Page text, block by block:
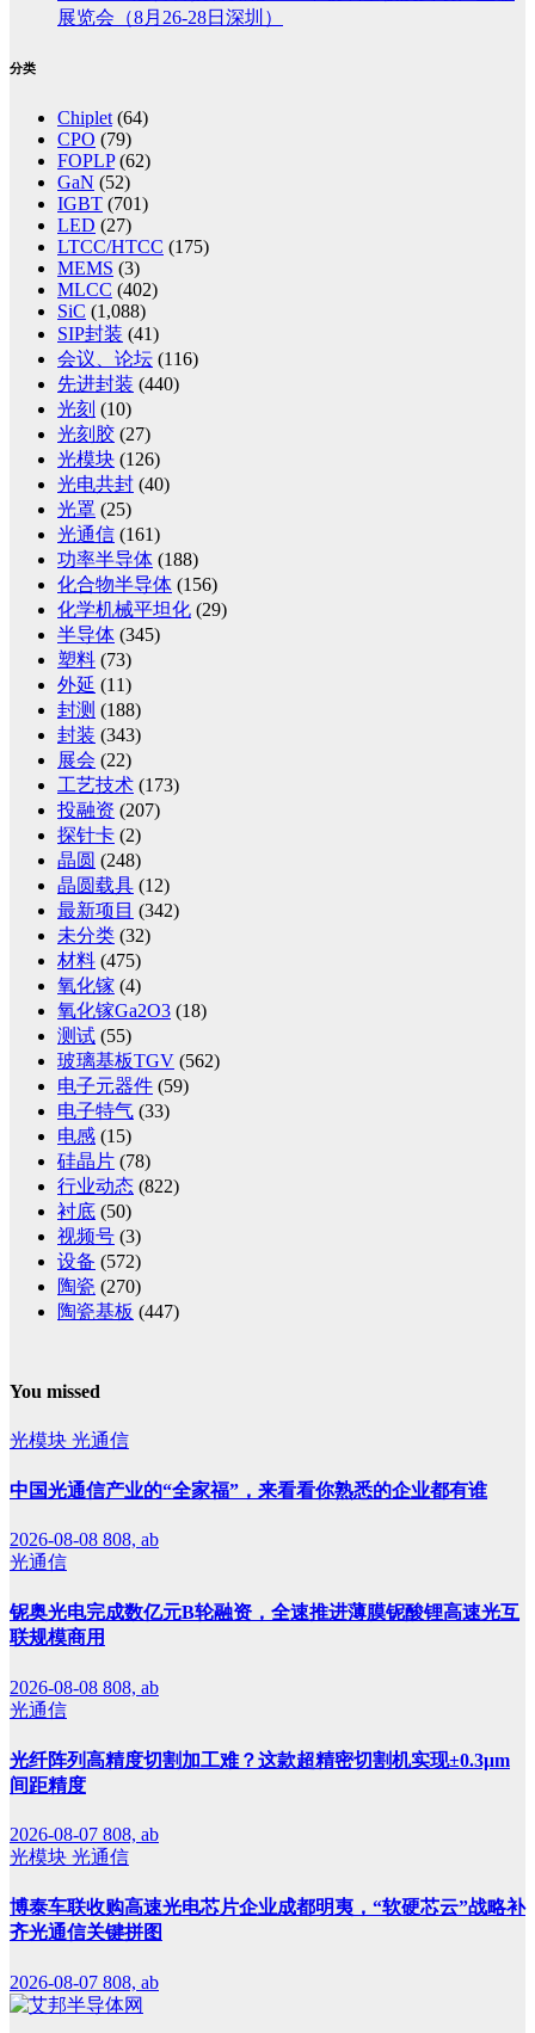
展览会（8月26-28日深圳）
分类
Chiplet (64)
CPO (79)
FOPLP(62)
GaN (52)
IGBT (701)
LED (27)
LTCC/HTCC (175)
MEMS (3)
MLCC (402)
SiC (1,088)
SIP封装 (41)
会议、论坛 (116)
先进封装 (440)
光刻 (10)
光刻胶 (27)
光模块 (126)
光电共封 (40)
光罩 (25)
光通信 (161)
功率半导体 (188)
化合物半导体 (156)
化学机械平坦化 (29)
半导体 (345)
塑料 (73)
外延 (11)
封测 (188)
封装 (343)
展会 (22)
工艺技术 (173)
投融资 (207)
探针卡 (2)
晶圆 (248)
晶圆载具 (12)
最新项目 (342)
未分类 (32)
材料 (475)
氧化镓 (4)
氧化镓Ga2O3 (18)
测试 (55)
玻璃基板TGV (562)
电子元器件 (59)
电子特气 (33)
电感 (15)
硅晶片 (78)
行业动态 (822)
衬底 (50)
视频号 (3)
设备 (572)
陶瓷 (270)
陶瓷基板 (447)
You missed
光模块 光通信
中国光通信产业的“全家福”，来看看你熟悉的企业都有谁
2026-08-08 808, ab
光通信
铌奥光电完成数亿元B轮融资，全速推进薄膜铌酸锂高速光互
联规模商用
2026-08-08 808, ab
光通信
光纤阵列高精度切割加工难？这款超精密切割机实现±0.3μm
间距精度
2026-08-07 808, ab
光模块 光通信
博泰车联收购高速光电芯片企业成都明夷，“软硬芯云”战略补
齐光通信关键拼图
2026-08-07 808, ab